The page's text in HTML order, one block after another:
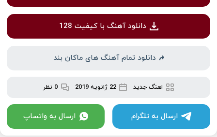
دانلود آهنگ با کیفیت 128
دانلود تمام آهنگ های ماکان بند
اهنگ جدید 22 ژانویه 2019 0 نظر
ارسال به تلگرام ارسال به واتساپ